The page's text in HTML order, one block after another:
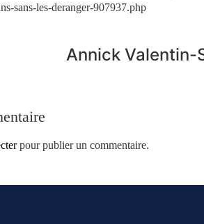
sans-les-deranger-907937.php
Annick Valentin-
pour publier un commentaire.